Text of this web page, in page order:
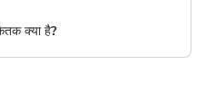
क्या है?